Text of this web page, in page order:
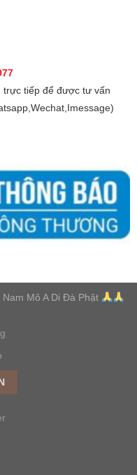
trực tiếp để được tư vấn
Nam Mô A Di Đà Phật